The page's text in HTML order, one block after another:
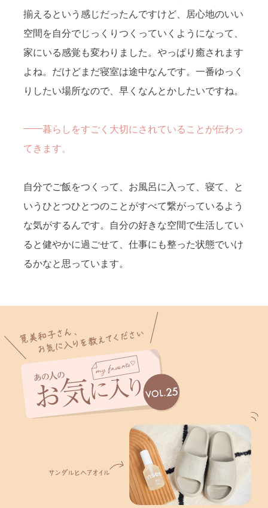
揃えるという感じだったんですけど、居心地のいい
空間を自分でじっくりつくっていくようになって、
家にいる感覚も変わりました。やっぱり癒されます
よね。だけどまだ寝室は途中なんです。一番ゆっく
りしたい場所なので、早くなんとかしたいですね。
暮らしをすごく大切にされていることが伝わっ
てきます。
自分でご飯をつくって、お風呂に入って、寝て、と
いうひとつひとつのことがすべて繋がっているよう
な気がするんです。自分の好きな空間で生活してい
ると健やかに過ごせて、仕事にも整った状態でいけ
るかなと思っています。